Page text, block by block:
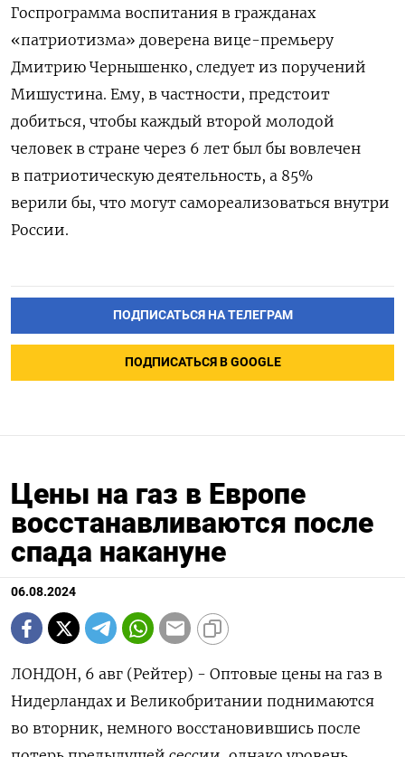
Госпрограмма воспитания в гражданах
«патриотизма» доверена вице-премьеру
Дмитрию Чернышенко, следует из поручений
Мишустина. Ему, в частности, предстоит
добиться, чтобы каждый второй молодой
человек в стране через 6 лет был бы вовлечен
в патриотическую деятельность, а 85%
верили бы, что могут самореализоваться внутри
России.
ПОДПИСАТЬСЯ НА ТЕЛЕГРАМ
ПОДПИСАТЬСЯ В GOOGLE
Цены на газ в Европе
восстанавливаются после
спада накануне
06.08.2024
ЛОНДОН, 6 авг (Рейтер) - Оптовые цены на газ в
Нидерландах и Великобритании поднимаются
во вторник, немного восстановившись после